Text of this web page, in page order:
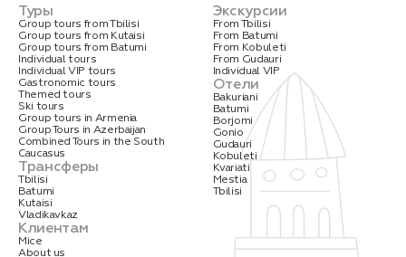
Туры
Group tours from Tbilisi
Group tours from Kutaisi
Group tours from Batumi
Individual tours
Individual VIP tours
Gastronomic tours
Themed tours
Ski tours
Group tours in Armenia
Group Tours in Azerbaijan
Combined Tours in the South
Caucasus
Трансферы
Tbilisi
Batumi
Kutaisi
Vladikavkaz
Клиентам
Mice
About us
Экскурсии
From Tbilisi
From Batumi
From Kobuleti
From Gudauri
Individual VIP
Отели
Bakuriani
Batumi
Borjomi
Gonio
Gudauri
Kobuleti
Kvariati
Mestia
Tbilisi
Нажимая на кнопку, вы соглашаетесь с условиями
Политики конфиденциальности
Заявка успешно
отправлена!